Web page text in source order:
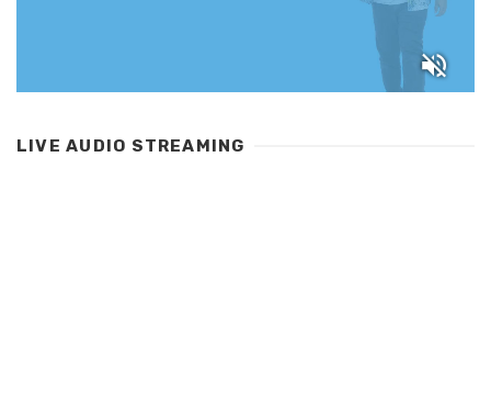
LIVE AUDIO STREAMING